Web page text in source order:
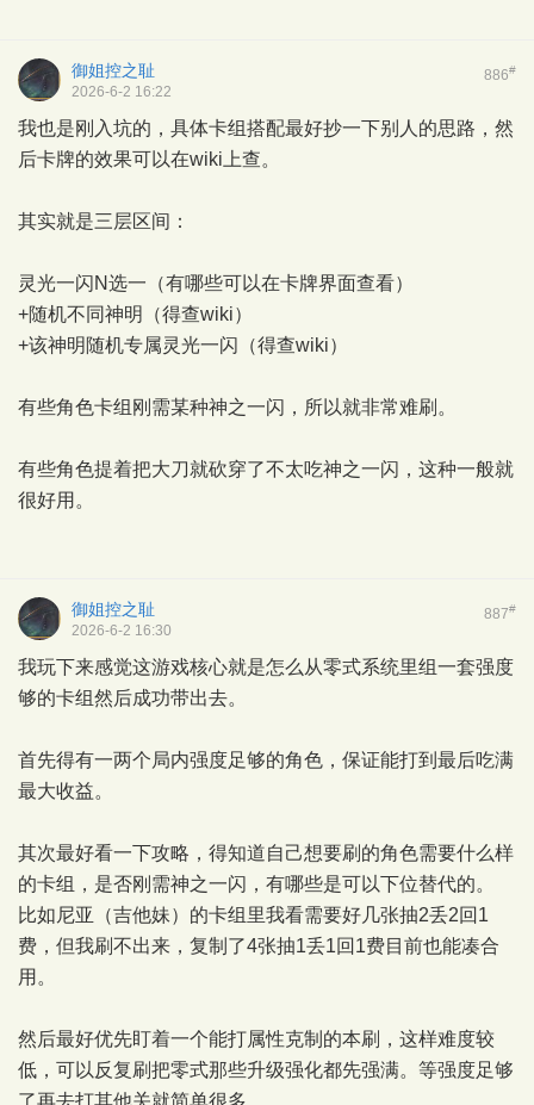
886#
御姐控之耻
2026-6-2 16:22
我也是刚入坑的，具体卡组搭配最好抄一下别人的思路，然
后卡牌的效果可以在wiki上查。
其实就是三层区间：
灵光一闪N选一（有哪些可以在卡牌界面查看）
+随机不同神明（得查wiki）
+该神明随机专属灵光一闪（得查wiki）
有些角色卡组刚需某种神之一闪，所以就非常难刷。
有些角色提着把大刀就砍穿了不太吃神之一闪，这种一般就
很好用。
887#
御姐控之耻
2026-6-2 16:30
我玩下来感觉这游戏核心就是怎么从零式系统里组一套强度
够的卡组然后成功带出去。
首先得有一两个局内强度足够的角色，保证能打到最后吃满
最大收益。
其次最好看一下攻略，得知道自己想要刷的角色需要什么样
的卡组，是否刚需神之一闪，有哪些是可以下位替代的。
比如尼亚（吉他妹）的卡组里我看需要好几张抽2丢2回1
费，但我刷不出来，复制了4张抽1丢1回1费目前也能凑合
用。
然后最好优先盯着一个能打属性克制的本刷，这样难度较
低，可以反复刷把零式那些升级强化都先强满。等强度足够
了再去打其他关就简单很多。